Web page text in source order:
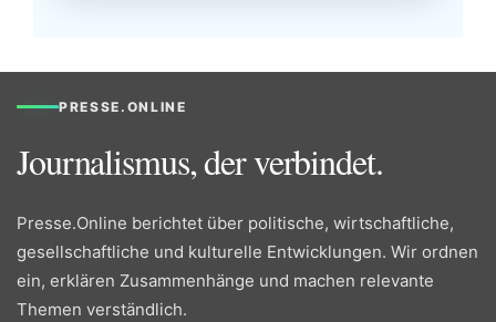
PRESSE.ONLINE
Journalismus, der verbindet.
Presse.Online berichtet über politische, wirtschaftliche,
gesellschaftliche und kulturelle Entwicklungen. Wir ordnen
ein, erklären Zusammenhänge und machen relevante
Themen verständlich.